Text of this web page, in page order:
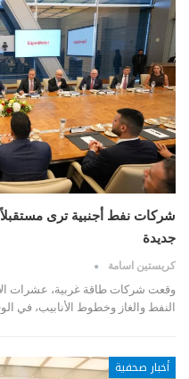
شركات نفط أجنبية ترى مستقبلاً
جديدة
كريستين اسامة
وقعت شركات طاقة غربية، عشرات
النفط والغاز وخطوط الأنابيب، في
أخبار صحفية